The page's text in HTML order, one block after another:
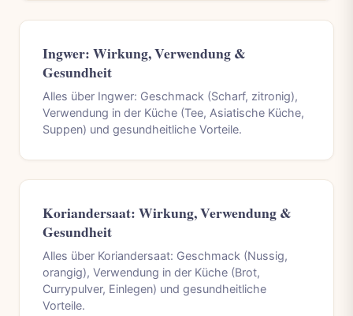
Ingwer: Wirkung, Verwendung &
Gesundheit
Alles über Ingwer: Geschmack (Scharf, zitronig),
Verwendung in der Küche (Tee, Asiatische Küche,
Suppen) und gesundheitliche Vorteile.
Koriandersaat: Wirkung, Verwendung &
Gesundheit
Alles über Koriandersaat: Geschmack (Nussig,
orangig), Verwendung in der Küche (Brot,
Currypulver, Einlegen) und gesundheitliche
Vorteile.